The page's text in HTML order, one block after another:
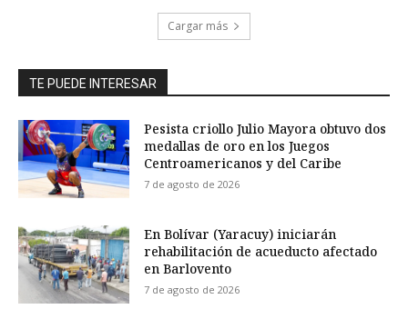
Cargar más
TE PUEDE INTERESAR
Pesista criollo Julio Mayora obtuvo dos
medallas de oro en los Juegos
Centroamericanos y del Caribe
7 de agosto de 2026
En Bolívar (Yaracuy) iniciarán
rehabilitación de acueducto afectado
en Barlovento
7 de agosto de 2026